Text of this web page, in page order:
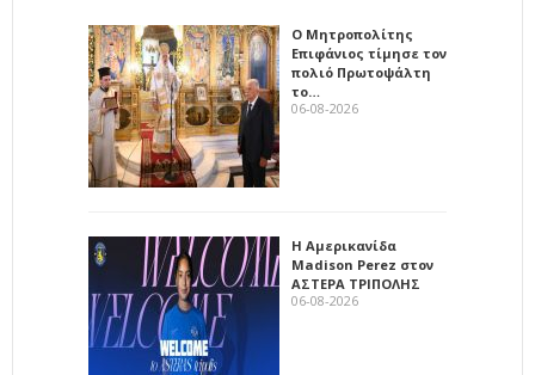
Ο Μητροπολίτης
Επιφάνιος τίμησε τον
πολιό Πρωτοψάλτη
το…
06-08-2026
Η Αμερικανίδα
Madison Perez στον
ΑΣΤΕΡΑ ΤΡΙΠΟΛΗΣ
06-08-2026